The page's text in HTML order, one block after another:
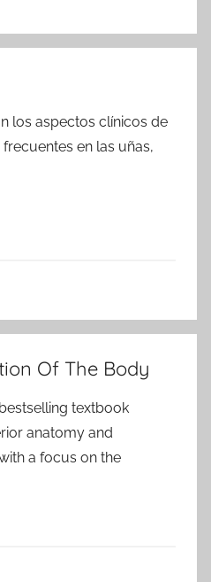
los aspectos clínicos de
en las uñas,
Of The Body
textbook
anatomy and
a focus on the